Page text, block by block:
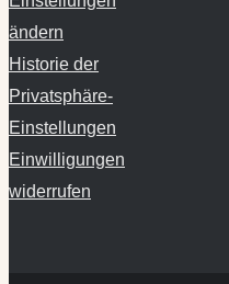
ändern
Historie der
Privatsphäre-
Einstellungen
Einwilligungen
widerrufen